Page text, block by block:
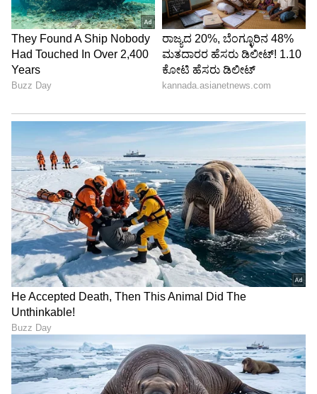
5
5
Image Credit :Amazon.in
ಪ್ರೊಫೆಷನಲ್ ಸ್ಮಾರ್ಟ್ ನೇಲ್ ಕಟ್ಟರ್
ಪ್ರೊಫೆಷನಲ್ ಸ್ಮಾರ್ಟ್ ನೇಲ್ ಕಟ್ಟರ್‌ಗಳು ನೇಲ್ ಗ್ರೂಮಿಂಗ್
ಮಾಡುವವರಿಗೆ ಉತ್ತಮ. ಇವುಗಳಲ್ಲಿ ಆಟೋಮ್ಯಾಟಿಕ್ ನೇಲ್
ಕಟಿಂಗ್, ನೇಲ್ ಕಲೆಕ್ಟರ್, ನೇಲ್ ಫೈಲರ್ ಮತ್ತು ಪಾಲಿಶಿಂಗ್
ಸಿಸ್ಟಮ್‌ನಂತಹ ಹಲವು ಅಡ್ವಾನ್ಸ್ಡ್ ಫೀಚರ್‌ಗಳು ಇರುತ್ತವೆ.
ಇವು ಉಗುರುಗಳಿಗೆ ವಿಭಿನ್ನ ಆಕಾರ ನೀಡಲು ಮತ್ತು ಸ್ಮೂತ್
ಫಿನಿಶ್ ಕೊಡಲು ಸಹಾಯ ಮಾಡುತ್ತವೆ. ಇಂತಹ ಮಾಡೆಲ್‌ಗಳ
ಬೆಲೆ ಸುಮಾರು ₹1,299 ವರೆಗೆ ಇರಬಹುದು.
ಅತಿ ಹೆಚ್ಚು ಹುಡುಕಲ್ಪಟ್ಟ ಪ್ರಶ್ನೆಗಳು